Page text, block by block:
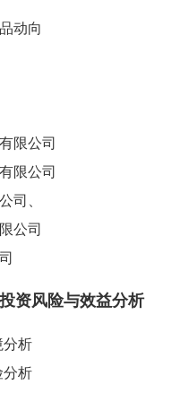
动向
限公司
限公司
司、
公司
资风险与效益分析
分析
分析